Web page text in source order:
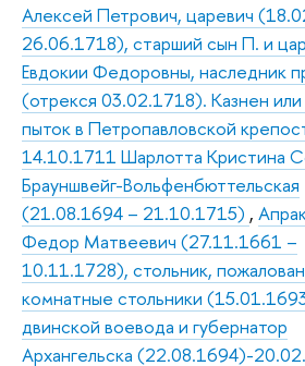
Алексей Петрович, царевич
26.06.1718), старший сын П. и
Евдокии Федоровны, наследник
(отрекся 03.02.1718). Казнен
пыток в Петропавловской
14.10.1711 Шарлотта Кристина
Брауншвейг-Вольфенбюттельская
(21.08.1694 – 21.10.1715) ,
Федор Матвеевич (27.11.1661 –
10.11.1728), стольник,
комнатные стольники
двинской воевода и губернатор
Архангельска (22.08.1694)-